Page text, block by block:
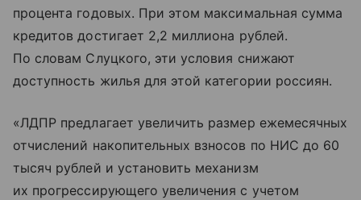
процента годовых. При этом максимальная сумма
кредитов достигает 2,2 миллиона рублей.
По словам Слуцкого, эти условия снижают
доступность жилья для этой категории россиян.
«ЛДПР предлагает увеличить размер ежемесячных
отчислений накопительных взносов по НИС до 60
тысяч рублей и установить механизм
их прогрессирующего увеличения с учетом